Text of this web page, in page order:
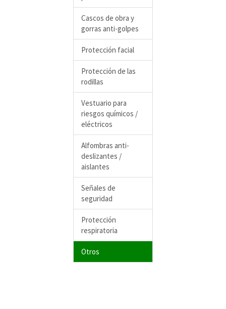
Cascos de obra y
gorras anti-golpes
Protección facial
Protección de las
rodillas
Vestuario para
riesgos químicos /
eléctricos
Alfombras anti-
deslizantes /
aislantes
Señales de
seguridad
Protección
respiratoria
Otros